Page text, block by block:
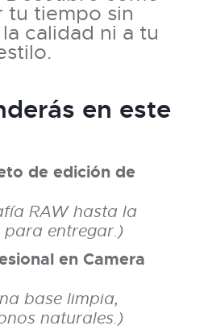
tu tiempo sin
calidad ni a tu
en este
de edición de
RAW hasta la
entregar.)
en Camera
base limpia,
naturales.)